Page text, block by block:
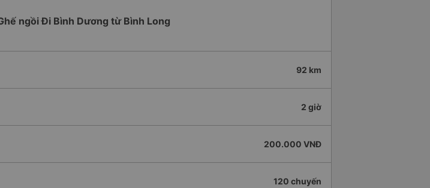
ngồi Đi Bình Dương từ Bình Long
92 km
2 giờ
200.000 VNĐ
120 chuyến